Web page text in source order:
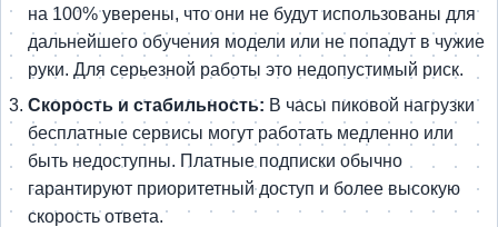
на 100% уверены, что они не будут использованы для
дальнейшего обучения модели или не попадут в чужие
руки. Для серьезной работы это недопустимый риск.
Скорость и стабильность: В часы пиковой нагрузки
бесплатные сервисы могут работать медленно или
быть недоступны. Платные подписки обычно
гарантируют приоритетный доступ и более высокую
скорость ответа.